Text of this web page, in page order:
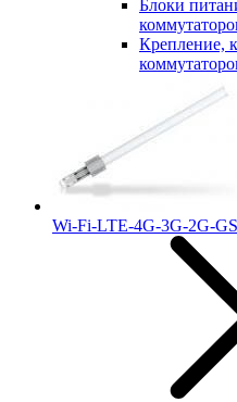
Блоки
Крепление,
Wi-Fi-LTE-4G-3G-2G-